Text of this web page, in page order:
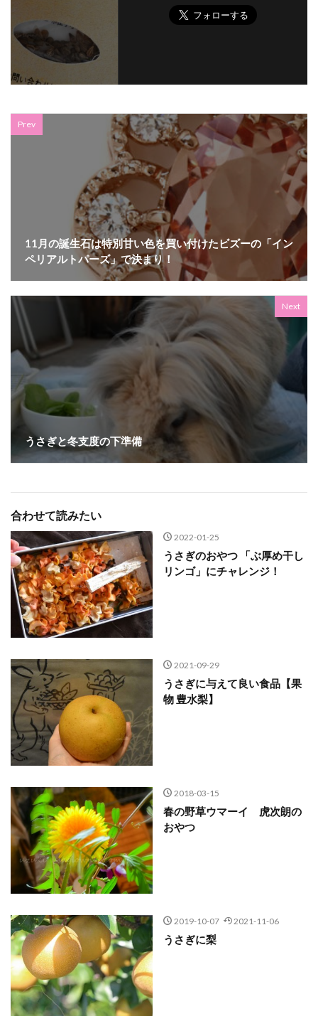
Prev
11月の誕生石は特別甘い色を買い付けたビズーの「イン
ペリアルトパーズ」で決まり！
Next
うさぎと冬支度の下準備
合わせて読みたい
2022-01-25
うさぎのおやつ 「ぶ厚め干し
リンゴ」にチャレンジ！
2021-09-29
うさぎに与えて良い食品【果
物 豊水梨】
2018-03-15
春の野草ウマーイ 虎次朗の
おやつ
2019-10-07 2021-11-06
うさぎに梨